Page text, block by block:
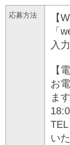
応募方法
【
「
入
【
お
ま
い